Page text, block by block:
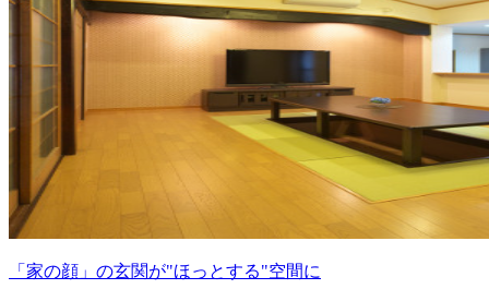
「家の顔」の玄関が"ほっとする"空間に